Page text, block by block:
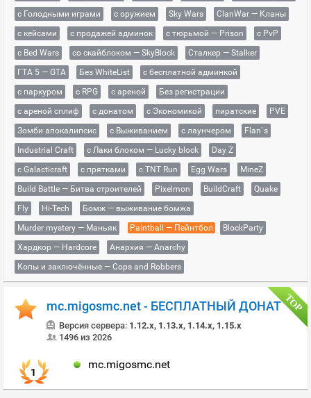
с Голодными играми
с оружием Sky Wars
ClanWar — Кланы
с кейсами
с продажей админок с тюрьмой — Prison
с PvP
с Bed Wars
со скайблоком — SkyBlock
Сталкер — Stalker
ГТА 5 — GTA
Без WhiteList
с бесплатной админкой
с паркуром
с RPG с ареной
Без регистрации
с ареной сплиф
с донатом с Экономикой пиратские
PVE
Зомби апокалипсис
с Выживанием с лаунчером
Flan`s
Industrial Craft
с Лаки блоком — Lucky block
Day Z
с Galacticraft
с прятками с TNT Run Egg Wars
MineZ
Build Battle — Битва строителей
Pixelmon BuildCraft
Quake
Fly
Hi-Tech
Бомж — выживание бомжа
Murder mystery — Маньяк
Paintball — Пейнтбол
BlockParty
Хардкор — Hardcore
Анархия — Anarchy
Копы и заключённые — Cops and Robbers
mc.migosmc.net - БЕСПЛАТНЫЙ ДОНАТ
Версия сервера: 1.12.x, 1.13.x, 1.14.x, 1.15.x
1496 из 2026
1
mc.migosmc.net